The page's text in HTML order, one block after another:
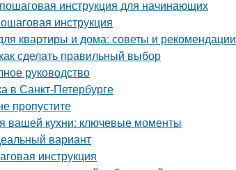
инструкция для начинающих
инструкция
квартиры и дома: советы и рекомендации
сделать правильный выбор
руководство
в Санкт-Петербурге
пропустите
вашей кухни: ключевые моменты
вариант
инструкция